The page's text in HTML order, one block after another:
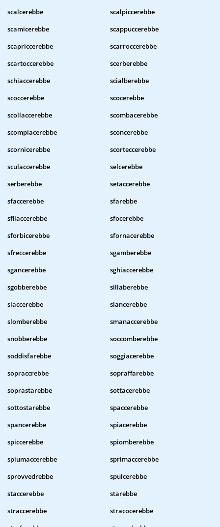
scalcerebbe
scalpiccerebbe
scamicerebbe
scappuccerebbe
scapriccerebbe
scarroccerebbe
scartoccerebbe
scerberebbe
schiaccerebbe
scialberebbe
scoccerebbe
scocerebbe
scollaccerebbe
scombacerebbe
scompiacerebbe
sconcerebbe
scornicerebbe
scorteccerebbe
sculaccerebbe
selcerebbe
serberebbe
setaccerebbe
sfaccerebbe
sfarebbe
sfilaccerebbe
sfocerebbe
sforbicerebbe
sfornacerebbe
sfreccerebbe
sgamberebbe
sgancerebbe
sghiaccerebbe
sgobberebbe
sillaberebbe
slaccerebbe
slancerebbe
slomberebbe
smanaccerebbe
snobberebbe
soccomberebbe
soddisfarebbe
soggiacerebbe
sopraccrebbe
sopraffarebbe
soprastarebbe
sottacerebbe
sottostarebbe
spaccerebbe
spancerebbe
spiacerebbe
spiccerebbe
spiomberebbe
spiumaccerebbe
sprimaccerebbe
sprovvedrebbe
spulcerebbe
staccerebbe
starebbe
straccerebbe
stracocerebbe